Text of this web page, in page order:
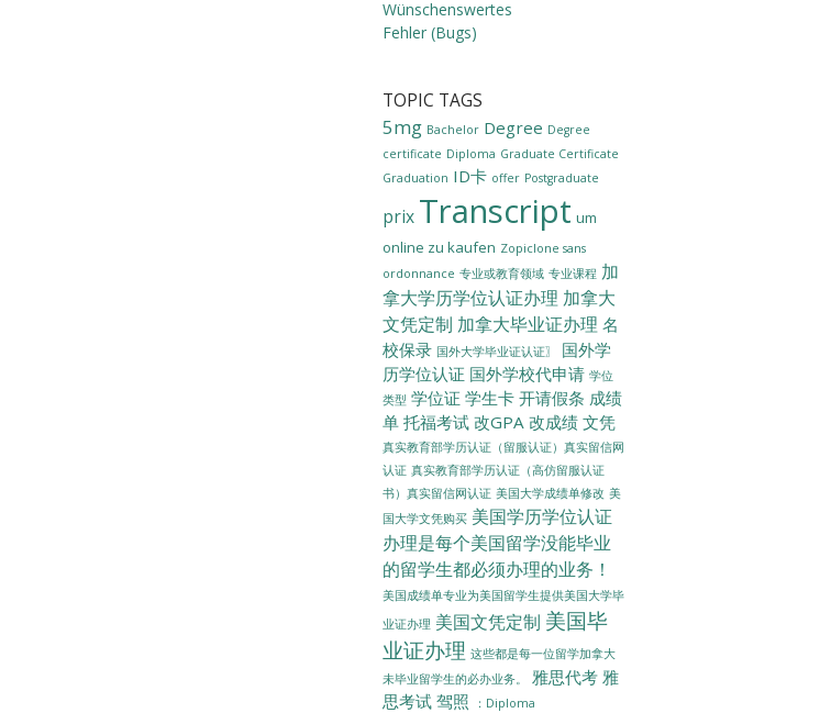
Wünschenswertes
Fehler (Bugs)
TOPIC TAGS
5mg Bachelor Degree Degree
certificate Diploma Graduate Certificate
Graduation ID卡 offer Postgraduate
prix Transcript um
online zu kaufen Zopiclone sans
ordonnance 专业或教育领域 专业课程 加
拿大学历学位认证办理 加拿大
文凭定制 加拿大毕业证办理 名
校保录 国外大学毕业证认证〗
国外学
历学位认证 国外学校代申请 学位
类型 学位证 学生卡 开请假条 成绩
单 托福考试 改GPA 改成绩 文凭
真实教育部学历认证（留服认证）真实留信网
认证 真实教育部学历认证（高仿留服认证
书）真实留信网认证 美国大学成绩单修改 美
国大学文凭购买 美国学历学位认证
办理是每个美国留学没能毕业
的留学生都必须办理的业务！
美国成绩单专业为美国留学生提供美国大学毕
业证办理 美国文凭定制 美国毕
业证办理 这些都是每一位留学加拿大
未毕业留学生的必办业务。
雅思代考 雅
思考试 驾照 ：Diploma